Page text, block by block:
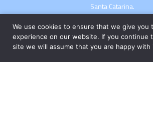
Santa Catarina.
We use cookies to ensure that we give you
experience on our website. If you continue
site we will assume that you are happy with